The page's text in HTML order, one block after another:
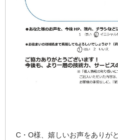
C・O様、嬉しいお声をありが